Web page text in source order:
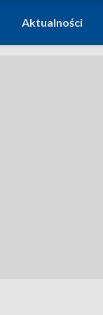
Aktualności